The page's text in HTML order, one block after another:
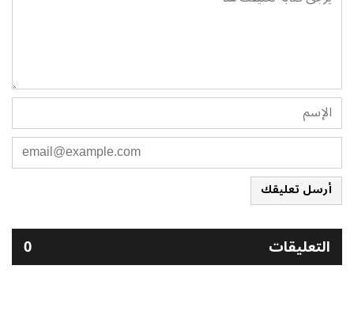
أرسل تعليقك
التعليقات 0